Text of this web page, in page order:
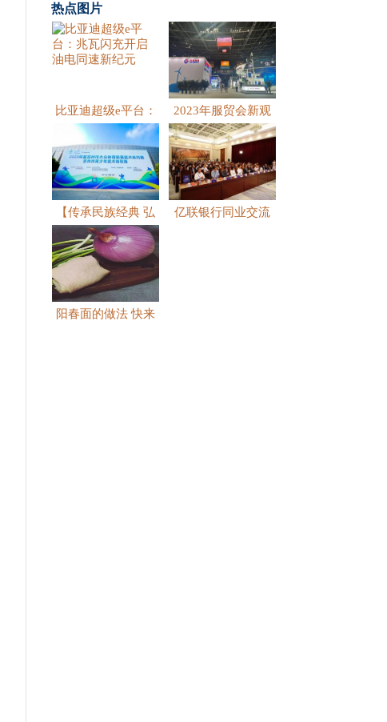
热点图片
比亚迪超级e平台：
兆瓦闪
2023年服贸会新观
察：
【传承民族经典 弘
扬中华
亿联银行同业交流
阳春面的做法 快来